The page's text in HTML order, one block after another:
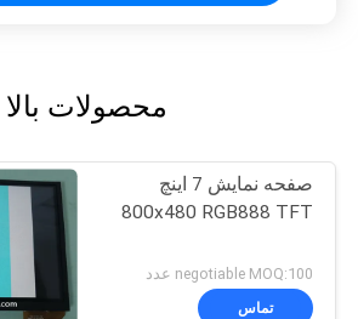
محصولات بالا
صفحه نمایش 7 اینچ
800x480 RGB888 TFT
negotiable MOQ:100 عدد
تماس